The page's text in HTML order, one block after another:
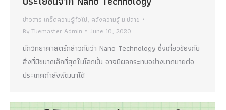
ข่าวสาร เกร็ดความรู้ทั่วไป, คลังความรู้ ม.ปลาย
ByTuemaster Admin June 10, 2020
นักวิทยาศาสตร์กล่าวกันว่า Nano Technology ซึ่งเกี่ยวข้องกับ
สิ่งที่มีขนาดเล็กที่สุดในโลกนั้น อาจมีผลกระทบอย่างมากมายต่อ
ประเทศกำลังพัฒนาได้